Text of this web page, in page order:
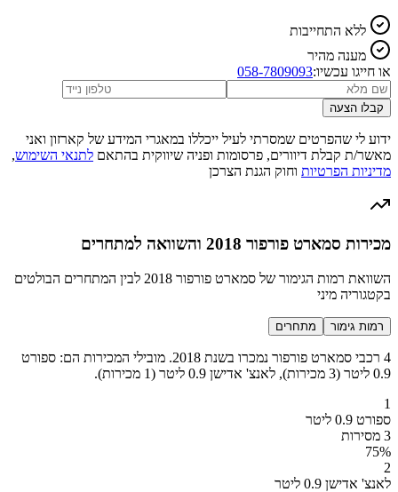
ללא התחייבות
מענה מהיר
או חייגו עכשיו:058-7809093
קבלו הצעה
ידוע לי שהפרטים שמסרתי לעיל ייכללו במאגרי המידע של קארזון ואני
מאשר/ת קבלת דיוורים, פרסומות ופניה שיווקית בהתאם לתנאי השימוש,
מדיניות הפרטיות וחוק הגנת הצרכן
מכירות סמארט פורפור 2018 והשוואה למתחרים
השוואת רמות הגימור של סמארט פורפור 2018 לבין המתחרים הבולטים
בקטגוריה מיני
רמות גימור מתחרים
4 רכבי סמארט פורפור נמכרו בשנת 2018. מובילי המכירות הם: ספורט
0.9 ליטר (3 מכירות), לאנצ' אדישן 0.9 ליטר (1 מכירות).
1
ספורט 0.9 ליטר
3 מסירות
75%
2
לאנצ' אדישן 0.9 ליטר